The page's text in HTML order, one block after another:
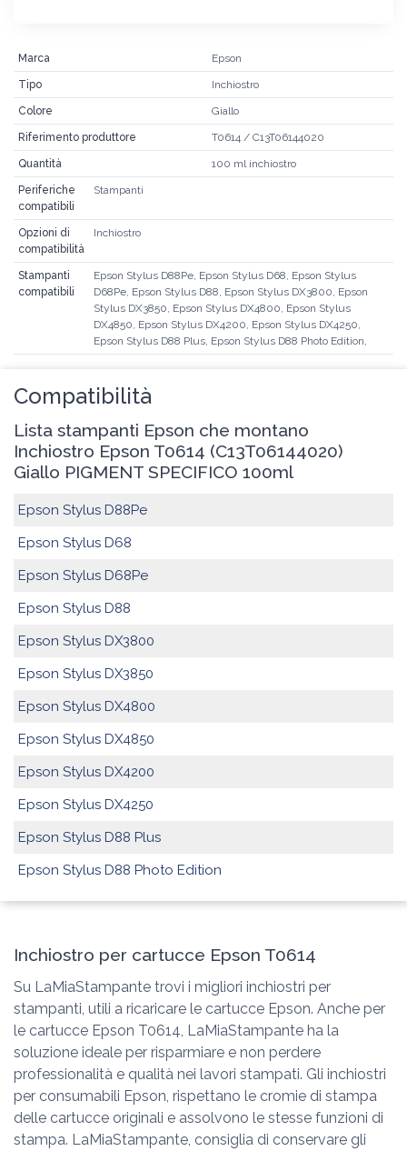
Marca Epson
Tipo Inchiostro
Colore Giallo
Riferimento produttore T0614 / C13T06144020
Quantità 100 ml inchiostro
Periferiche
compatibili
Stampanti
Opzioni di
compatibilità
Inchiostro
Stampanti
compatibili
Epson Stylus D88Pe, Epson Stylus D68, Epson Stylus
D68Pe, Epson Stylus D88, Epson Stylus DX3800, Epson
Stylus DX3850, Epson Stylus DX4800, Epson Stylus
DX4850, Epson Stylus DX4200, Epson Stylus DX4250,
Epson Stylus D88 Plus, Epson Stylus D88 Photo Edition,
Compatibilità
Lista stampanti Epson che montano
Inchiostro Epson T0614 (C13T06144020)
Giallo PIGMENT SPECIFICO 100ml
Epson Stylus D88Pe
Epson Stylus D68
Epson Stylus D68Pe
Epson Stylus D88
Epson Stylus DX3800
Epson Stylus DX3850
Epson Stylus DX4800
Epson Stylus DX4850
Epson Stylus DX4200
Epson Stylus DX4250
Epson Stylus D88 Plus
Epson Stylus D88 Photo Edition
Inchiostro per cartucce Epson T0614
Su LaMiaStampante trovi i migliori inchiostri per
stampanti, utili a ricaricare le cartucce Epson. Anche per
le cartucce Epson T0614, LaMiaStampante ha la
soluzione ideale per risparmiare e non perdere
professionalità e qualità nei lavori stampati. Gli inchiostri
per consumabili Epson, rispettano le cromie di stampa
delle cartucce originali e assolvono le stesse funzioni di
stampa. LaMiaStampante, consiglia di conservare gli